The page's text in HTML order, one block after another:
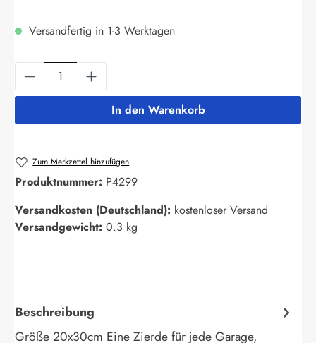
Versandfertig in 1-3 Werktagen
Produkt Anzahl: Gib den gewünschten
In den Warenkorb
Zum Merkzettel hinzufügen
Produktnummer: P4299
Versandkosten (Deutschland): kostenloser Versand
Versandgewicht: 0.3 kg
Beschreibung
Größe 20x30cm Eine Zierde für jede Garage,